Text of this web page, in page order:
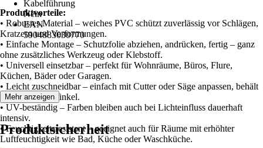
Kabelführung
Nein
EAN
5904883030770
Produktvorteile:
• Robustes Material – weiches PVC schützt zuverlässig vor Schlägen,
Kratzern und Verformungen.
• Einfache Montage – Schutzfolie abziehen, andrücken, fertig – ganz
ohne zusätzliches Werkzeug oder Klebstoff.
• Universell einsetzbar – perfekt für Wohnräume, Büros, Flure,
Küchen, Bäder oder Garagen.
• Leicht zuschneidbar – einfach mit Cutter oder Säge anpassen, behält
sauberen 90°-Winkel.
• UV-beständig – Farben bleiben auch bei Lichteinfluss dauerhaft
intensiv.
• Feuchtigkeitsresistent – geeignet auch für Räume mit erhöhter
Luftfeuchtigkeit wie Bad, Küche oder Waschküche.
Mehr anzeigen
Produktsicherheit